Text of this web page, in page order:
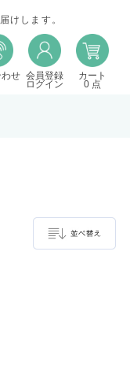
けします。
せ 会員登録
ログイン
カート
0 点